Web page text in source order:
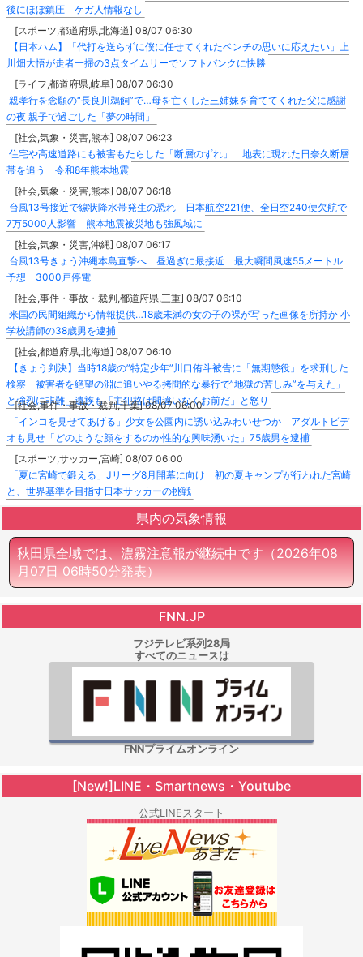
後にほぼ鎮圧 ケガ人情報なし
[スポーツ,都道府県,北海道] 08/07 06:30
【日本ハム】「代打を送らずに僕に任せてくれたベンチの思いに応えたい」上
川畑大悟が走者一掃の3点タイムリーでソフトバンクに快勝
[ライフ,都道府県,岐阜] 08/07 06:30
親孝行を念願の“長良川鵜飼”で…母を亡くした三姉妹を育ててくれた父に感謝
の夜 親子で過ごした「夢の時間」
[社会,気象・災害,熊本] 08/07 06:23
住宅や高速道路にも被害もたらした「断層のずれ」 地表に現れた日奈久断層
帯を追う 令和8年熊本地震
[社会,気象・災害,熊本] 08/07 06:18
台風13号接近で線状降水帯発生の恐れ 日本航空221便、全日空240便欠航で
7万5000人影響 熊本地震被災地も強風域に
[社会,気象・災害,沖縄] 08/07 06:17
台風13号きょう沖縄本島直撃へ 昼過ぎに最接近 最大瞬間風速55メートル
予想 3000戸停電
[社会,事件・事故・裁判,都道府県,三重] 08/07 06:10
米国の民間組織から情報提供…18歳未満の女の子の裸が写った画像を所持か 小
学校講師の38歳男を逮捕
[社会,都道府県,北海道] 08/07 06:10
【きょう判決】当時18歳の”特定少年”川口侑斗被告に「無期懲役」を求刑した
検察「被害者を絶望の淵に追いやる拷問的な暴行で”地獄の苦しみ”を与えた」
と強烈に非難＿遺族も「主犯格は間違いなくお前だ」と怒り
[社会,事件・事故・裁判,千葉] 08/07 06:00
「インコを見せてあげる」少女を公園内に誘い込みわいせつか アダルトビデ
オも見せ「どのような顔をするのか性的な興味湧いた」75歳男を逮捕
[スポーツ,サッカー,宮崎] 08/07 06:00
「夏に宮崎で鍛える」Jリーグ8月開幕に向け 初の夏キャンプが行われた宮崎
と、世界基準を目指す日本サッカーの挑戦
県内の気象情報
秋田県全域では、濃霧注意報が継続中です（2026年08
月07日 06時50分発表）
FNN.JP
フジテレビ系列28局
すべてのニュースは
FNNプライムオンライン
[New!]LINE・Smartnews・Youtube
公式LINEスタート